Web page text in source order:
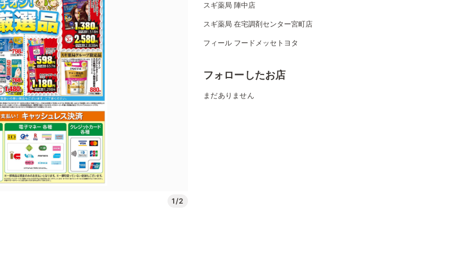
1/2
スギ薬局 陣中店
スギ薬局 在宅調剤センター宮町店
フィール フードメッセトヨタ
フォローしたお店
まだありません